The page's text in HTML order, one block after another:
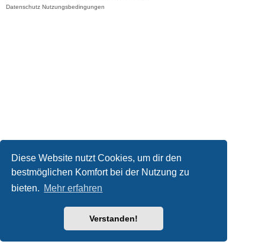
Diese Website nutzt Cookies, um dir den
bestmöglichen Komfort bei der Nutzung zu
bieten. Mehr erfahren
Verstanden!
Datenschutz Nutzungsbedingungen